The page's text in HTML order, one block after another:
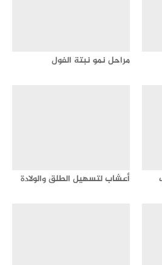
مراحل نمو نبتة الفول
أعشاب لتسهيل الطلق والولادة